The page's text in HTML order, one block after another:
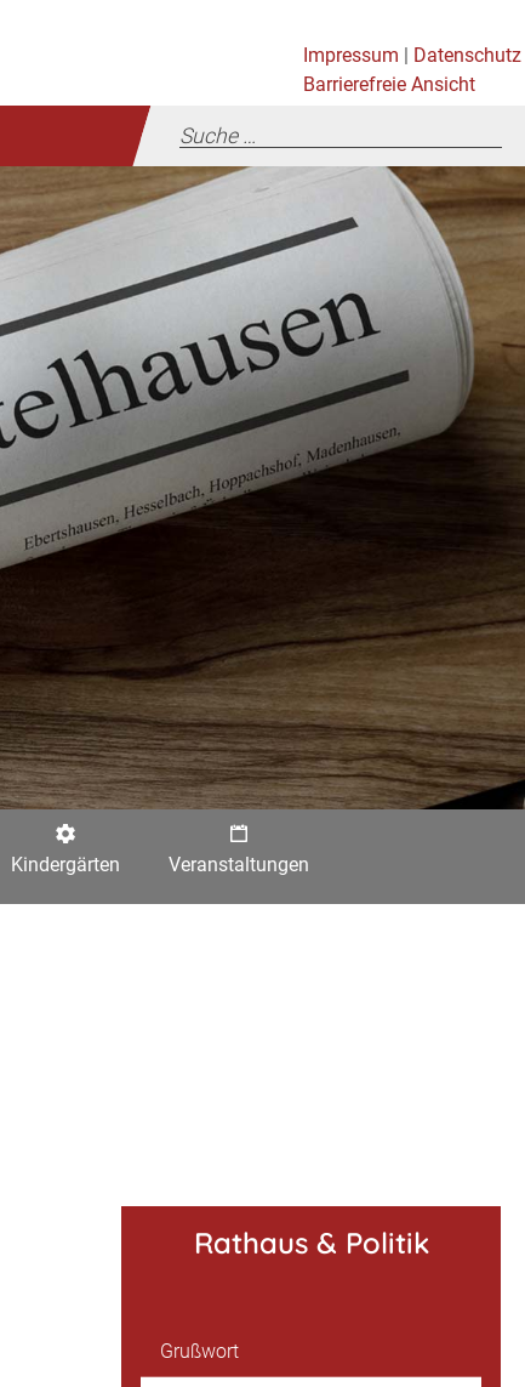
Impressum
Datenschutz
Barrierefreie Ansicht
Kindergärten Veranstaltungen
Rathaus & Politik
Grußwort